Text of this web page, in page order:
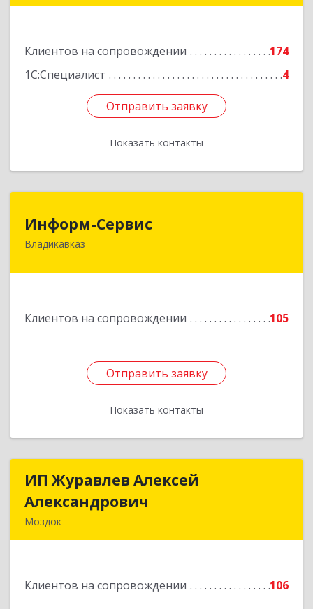
Клиентов на сопровождении
174
1С:Специалист
4
Отправить заявку
Показать контакты
Подробнее
Отправить заявку
Назад
Информ-Сервис
Владикавказ
Клиентов на сопровождении 105
Отправить заявку
Показать контакты
362020, Северная Осетия - Алания Респ,
Отправить заявку
Назад
ИП Журавлев Алексей
Александрович
Моздок
Клиентов на сопровождении 106
ИП Журавлев Алексей
Подробнее